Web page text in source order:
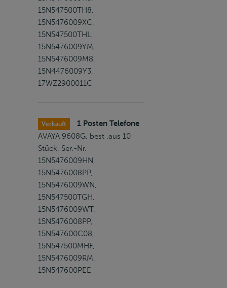
15N547500TH8,
15N5476009XC,
15N547500THL,
15N5476009YM,
15N5476009M8,
15N4476009Y3,
17WZ2900011C
Verkauft
1 Posten Telefone
AVAYA 9608G, best .aus 10
Stück, Ser.-Nr.
15N5476009HN,
15N5476008PP,
15N5476009WN,
15N547500TGH,
15N5476009WT,
15N5476008PP,
15N547600C08,
15N547500MHF,
15N5476009RM,
15N547600PEE